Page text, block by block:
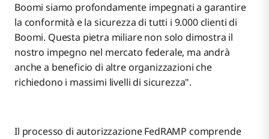
Boomi siamo profondamente impegnati a garantire
la conformità e la sicurezza di tutti i 9.000 clienti di
Boomi. Questa pietra miliare non solo dimostra il
nostro impegno nel mercato federale, ma andrà
anche a beneficio di altre organizzazioni che
richiedono i massimi livelli di sicurezza".
Il processo di autorizzazione FedRAMP comprende